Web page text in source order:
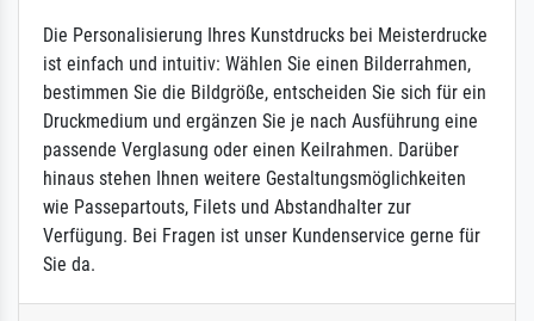
Die Personalisierung Ihres Kunstdrucks bei Meisterdrucke
ist einfach und intuitiv: Wählen Sie einen Bilderrahmen,
bestimmen Sie die Bildgröße, entscheiden Sie sich für ein
Druckmedium und ergänzen Sie je nach Ausführung eine
passende Verglasung oder einen Keilrahmen. Darüber
hinaus stehen Ihnen weitere Gestaltungsmöglichkeiten
wie Passepartouts, Filets und Abstandhalter zur
Verfügung. Bei Fragen ist unser Kundenservice gerne für
Sie da.